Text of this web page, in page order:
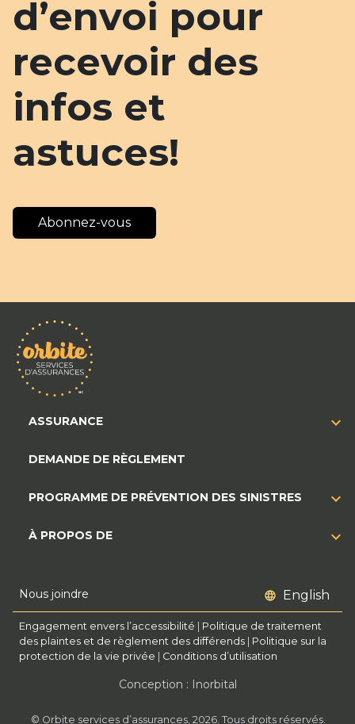
d’envoi pour
recevoir des
infos et
astuces!
Abonnez-vous
ASSURANCE
DEMANDE DE RÈGLEMENT
PROGRAMME DE PRÉVENTION DES SINISTRES
À PROPOS DE
Nous joindre English
Engagement envers l’accessibilité
Politique de traitement
des plaintes et de règlement des différends
Politique sur la
protection de la vie privée
Conditions d’utilisation
Conception : Inorbital
© Orbite services d’assurances, 2026. Tous droits réservés.